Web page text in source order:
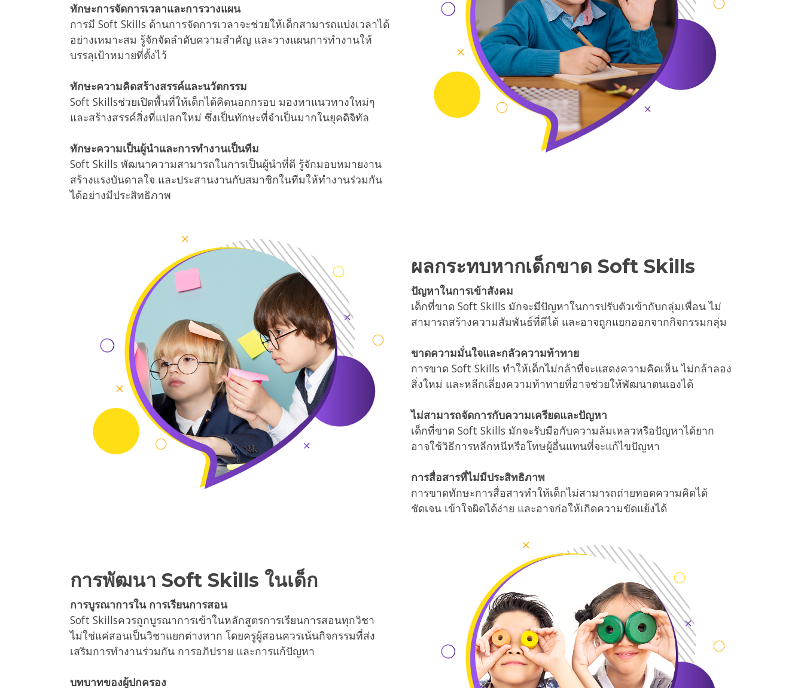
ทักษะการจัดการเวลาและการวางแผน
การมี Soft Skills ด้านการจัดการเวลาจะช่วยให้เด็กสามารถแบ่งเวลาได้
อย่างเหมาะสม รู้จักจัดลำดับความสำคัญ และวางแผนการทำงานให้
บรรลุเป้าหมายที่ตั้งไว้
ทักษะความคิดสร้างสรรค์และนวัตกรรม
Soft Skillsช่วยเปิดพื้นที่ให้เด็กได้คิดนอกกรอบ มองหาแนวทางใหม่ๆ
และสร้างสรรค์สิ่งที่แปลกใหม่ ซึ่งเป็นทักษะที่จำเป็นมากในยุคดิจิทัล
ทักษะความเป็นผู้นำและการทำงานเป็นทีม
Soft Skills พัฒนาความสามารถในการเป็นผู้นำที่ดี รู้จักมอบหมายงาน
สร้างแรงบันดาลใจ และประสานงานกับสมาชิกในทีมให้ทำงานร่วมกัน
ได้อย่างมีประสิทธิภาพ
ผลกระทบหากเด็กขาด Soft Skills
ปัญหาในการเข้าสังคม
เด็กที่ขาด Soft Skills มักจะมีปัญหาในการปรับตัวเข้ากับกลุ่มเพื่อน ไม่
สามารถสร้างความสัมพันธ์ที่ดีได้ และอาจถูกแยกออกจากกิจกรรมกลุ่ม
ขาดความมั่นใจและกลัวความท้าทาย
การขาด Soft Skills ทำให้เด็กไม่กล้าที่จะแสดงความคิดเห็น ไม่กล้าลอง
สิ่งใหม่ และหลีกเลี่ยงความท้าทายที่อาจช่วยให้พัฒนาตนเองได้
ไม่สามารถจัดการกับความเครียดและปัญหา
เด็กที่ขาด Soft Skills มักจะรับมือกับความล้มเหลวหรือปัญหาได้ยาก
อาจใช้วิธีการหลีกหนีหรือโทษผู้อื่นแทนที่จะแก้ไขปัญหา
การสื่อสารที่ไม่มีประสิทธิภาพ
การขาดทักษะการสื่อสารทำให้เด็กไม่สามารถถ่ายทอดความคิดได้
ชัดเจน เข้าใจผิดได้ง่าย และอาจก่อให้เกิดความขัดแย้งได้
การพัฒนา Soft Skills ในเด็ก
การบูรณาการใน การเรียนการสอน
Soft Skillsควรถูกบูรณาการเข้าในหลักสูตรการเรียนการสอนทุกวิชา
ไม่ใช่แค่สอนเป็นวิชาแยกต่างหาก โดยครูผู้สอนควรเน้นกิจกรรมที่ส่ง
เสริมการทำงานร่วมกัน การอภิปราย และการแก้ปัญหา
บทบาทของผู้ปกครอง